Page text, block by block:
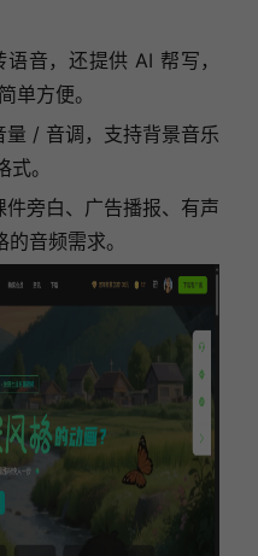
音，还提供 AI 帮写，
单方便。
/ 音调，支持背景音乐
。
旁白、广告播报、有声
音频需求。